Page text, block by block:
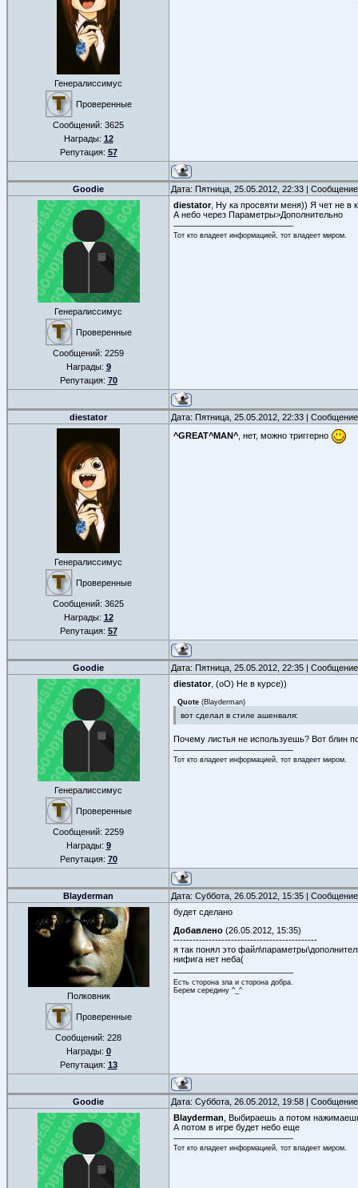
Генералиссимус
Проверенные
Сообщений: 3625
Награды: 12
Репутация: 57
Goodie Дата: Пятница, 25.05.2012, 22:33 |
Генералиссимус
Проверенные
Сообщений: 2259
Награды: 9
Репутация: 70
diestator, Ну ка просвяти меня)) Я чет не в
А небо через Параметры>Дополнительно
Тот кто владеет информацией, тот владеет миром.
diestator Дата: Пятница, 25.05.2012, 22:33 |
Генералиссимус
Проверенные
Сообщений: 3625
Награды: 12
Репутация: 57
^GREAT^MAN^ , нет, можно триггерно
Goodie Дата: Пятница, 25.05.2012, 22:35 |
Генералиссимус
Проверенные
Сообщений: 2259
Награды: 9
Репутация: 70
diestator, (оО) Не в курсе))
Quote (Blayderman)
вот сделал в стиле ашенваля:
Почему листья не используешь? Вот блин
Тот кто владеет информацией, тот владеет миром.
Blayderman Дата: Суббота, 26.05.2012, 15:35 |
Полковник
Проверенные
Сообщений: 228
Награды: 0
Репутация: 13
будет сделано
Добавлено (26.05.2012, 15:35)
---------------------------------------------
я так понял это
нифига нет неба(
Есть сторона зла и сторона добра.
Берем середину ^_^
Goodie
Дата: Суббота, 26.05.2012, 19:58 |
Blayderman , Выбираешь а потом
А потом в игре будет небо еще
Тот кто владеет информацией, тот владеет миром.